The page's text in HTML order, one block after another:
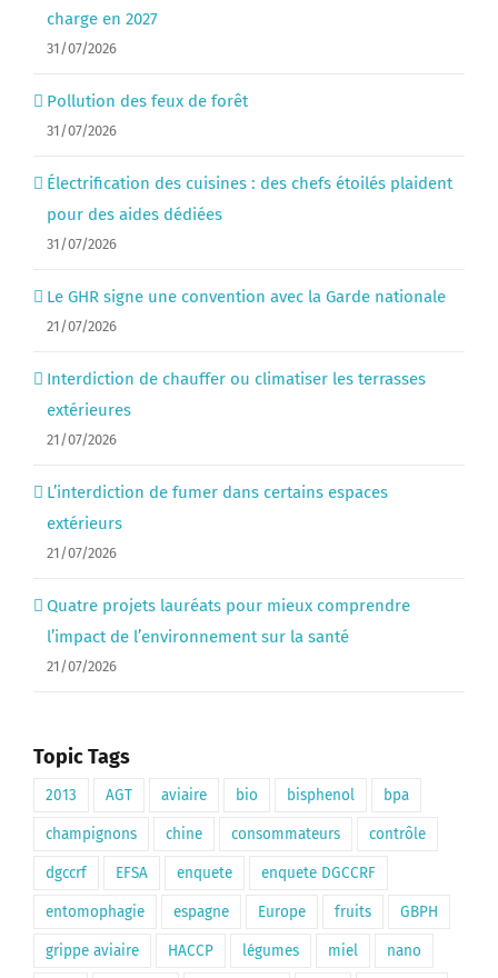
charge en 2027
31/07/2026
Pollution des feux de forêt
31/07/2026
Électrification des cuisines : des chefs étoilés plaident
pour des aides dédiées
31/07/2026
Le GHR signe une convention avec la Garde nationale
21/07/2026
Interdiction de chauffer ou climatiser les terrasses
extérieures
21/07/2026
L’interdiction de fumer dans certains espaces
extérieurs
21/07/2026
Quatre projets lauréats pour mieux comprendre
l’impact de l’environnement sur la santé
21/07/2026
Topic Tags
2013 AGT aviaire bio bisphenol bpa
champignons chine consommateurs contrôle
dgccrf EFSA enquete enquete DGCCRF
entomophagie espagne Europe fruits GBPH
grippe aviaire HACCP légumes miel nano